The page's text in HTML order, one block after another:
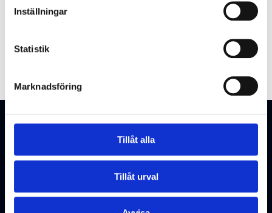
Inställningar
Statistik
Marknadsföring
Tillåt alla
Tillåt urval
Karis Telefon Ab ©2026All rights reserved